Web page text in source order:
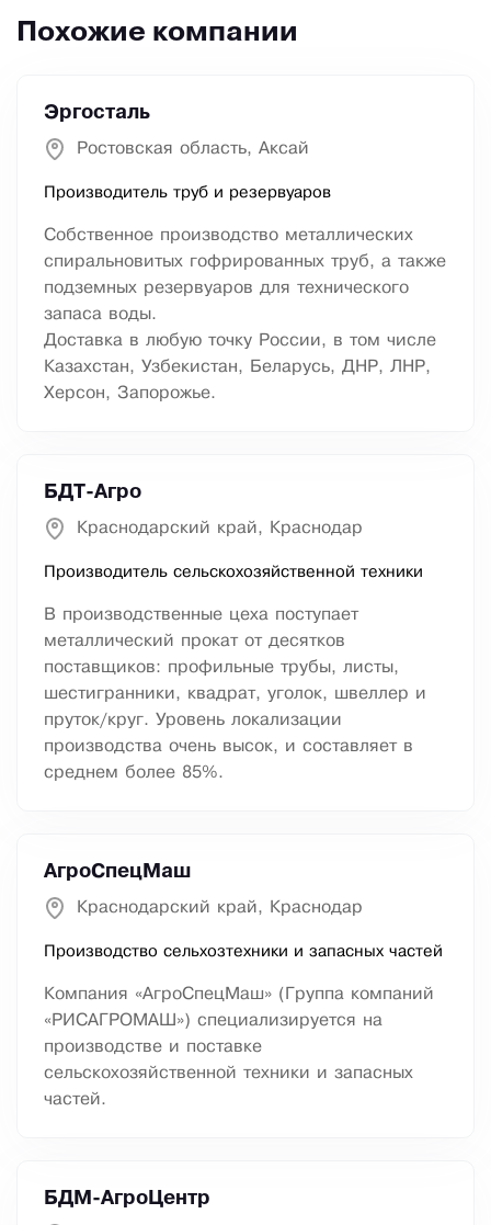
Похожие компании
Эргосталь
Ростовская область, Аксай
Производитель труб и резервуаров
Собственное производство металлических
спиральновитых гофрированных труб, а также
подземных резервуаров для технического
запаса воды.
Доставка в любую точку России, в том числе
Казахстан, Узбекистан, Беларусь, ДНР, ЛНР,
Херсон, Запорожье.
БДТ-Агро
Краснодарский край, Краснодар
Производитель сельскохозяйственной техники
В производственные цеха поступает
металлический прокат от десятков
поставщиков: профильные трубы, листы,
шестигранники, квадрат, уголок, швеллер и
пруток/круг. Уровень локализации
производства очень высок, и составляет в
среднем более 85%.
АгроСпецМаш
Краснодарский край, Краснодар
Производство сельхозтехники и запасных частей
Компания «АгроСпецМаш» (Группа компаний
«РИСАГРОМАШ») специализируется на
производстве и поставке
сельскохозяйственной техники и запасных
частей.
БДМ-АгроЦентр